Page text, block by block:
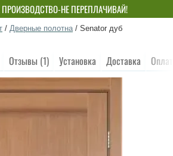
ПРОИЗВОДСТВО-НЕ ПЕРЕПЛАЧИВАЙ!
/ Дверные полотна / Senator дуб
Отзывы (1) Установка Доставка